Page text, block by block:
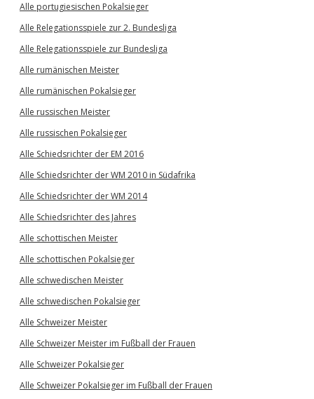
Alle portugiesischen Pokalsieger
Alle Relegationsspiele zur 2. Bundesliga
Alle Relegationsspiele zur Bundesliga
Alle rumänischen Meister
Alle rumänischen Pokalsieger
Alle russischen Meister
Alle russischen Pokalsieger
Alle Schiedsrichter der EM 2016
Alle Schiedsrichter der WM 2010 in Südafrika
Alle Schiedsrichter der WM 2014
Alle Schiedsrichter des Jahres
Alle schottischen Meister
Alle schottischen Pokalsieger
Alle schwedischen Meister
Alle schwedischen Pokalsieger
Alle Schweizer Meister
Alle Schweizer Meister im Fußball der Frauen
Alle Schweizer Pokalsieger
Alle Schweizer Pokalsieger im Fußball der Frauen